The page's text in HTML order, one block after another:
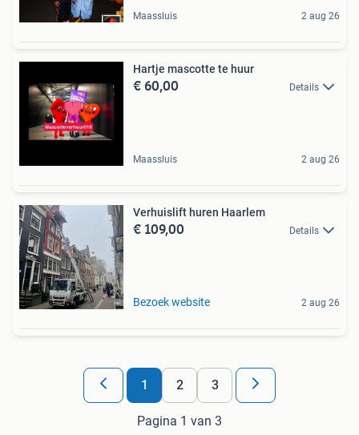
Maassluis 2 aug 26
Hartje mascotte te huur
€ 60,00 Details
Maassluis 2 aug 26
Verhuislift huren Haarlem
€ 109,00 Details
Bezoek website 2 aug 26
1 2 3
Pagina 1 van 3